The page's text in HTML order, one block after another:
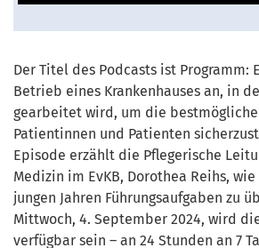
Der Titel des Podcasts ist Programm:
Betrieb eines Krankenhauses an, in
gearbeitet wird, um die bestmögliche
Patientinnen und Patienten
Episode erzählt die Pflegerische
Medizin im EvKB, Dorothea Reihs,
jungen Jahren Führungsaufgaben zu
Mittwoch, 4. September 2024, wird
verfügbar sein – an 24 Stunden an 7